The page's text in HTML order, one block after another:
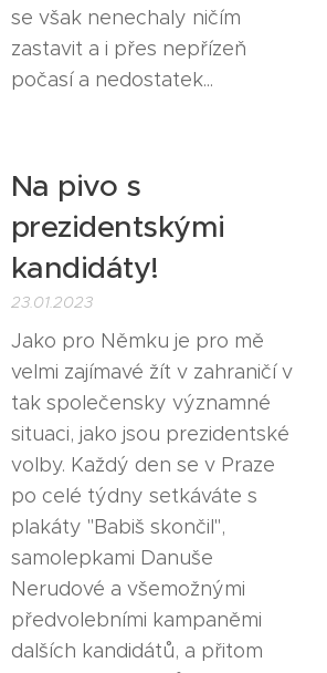
se však nenechaly ničím
zastavit a i přes nepřízeň
počasí a nedostatek...
Na pivo s
prezidentskými
kandidáty!
23.01.2023
Jako pro Němku je pro mě
velmi zajímavé žít v zahraničí v
tak společensky významné
situaci, jako jsou prezidentské
volby. Každý den se v Praze
po celé týdny setkáváte s
plakáty "Babiš skončil",
samolepkami Danuše
Nerudové a všemožnými
předvolebními kampaněmi
dalších kandidátů, a přitom